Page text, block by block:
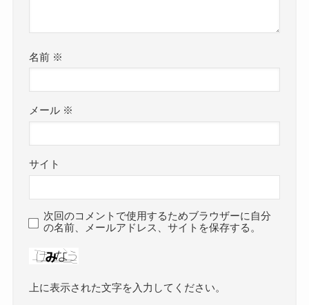
名前 ※
メール ※
サイト
次回のコメントで使用するためブラウザーに自分
の名前、メールアドレス、サイトを保存する。
上に表示された文字を入力してください。